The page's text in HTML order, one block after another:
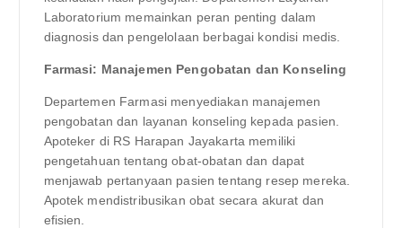
Laboratorium memainkan peran penting dalam
diagnosis dan pengelolaan berbagai kondisi medis.
Farmasi: Manajemen Pengobatan dan Konseling
Departemen Farmasi menyediakan manajemen
pengobatan dan layanan konseling kepada pasien.
Apoteker di RS Harapan Jayakarta memiliki
pengetahuan tentang obat-obatan dan dapat
menjawab pertanyaan pasien tentang resep mereka.
Apotek mendistribusikan obat secara akurat dan
efisien.